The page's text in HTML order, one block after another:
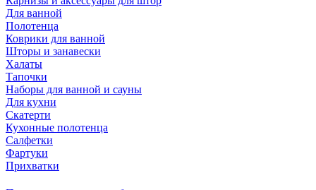
Для ванной
Полотенца
Коврики для ванной
Шторы и занавески
Халаты
Тапочки
Наборы для ванной и сауны
Для кухни
Скатерти
Кухонные полотенца
Салфетки
Фартуки
Прихватки